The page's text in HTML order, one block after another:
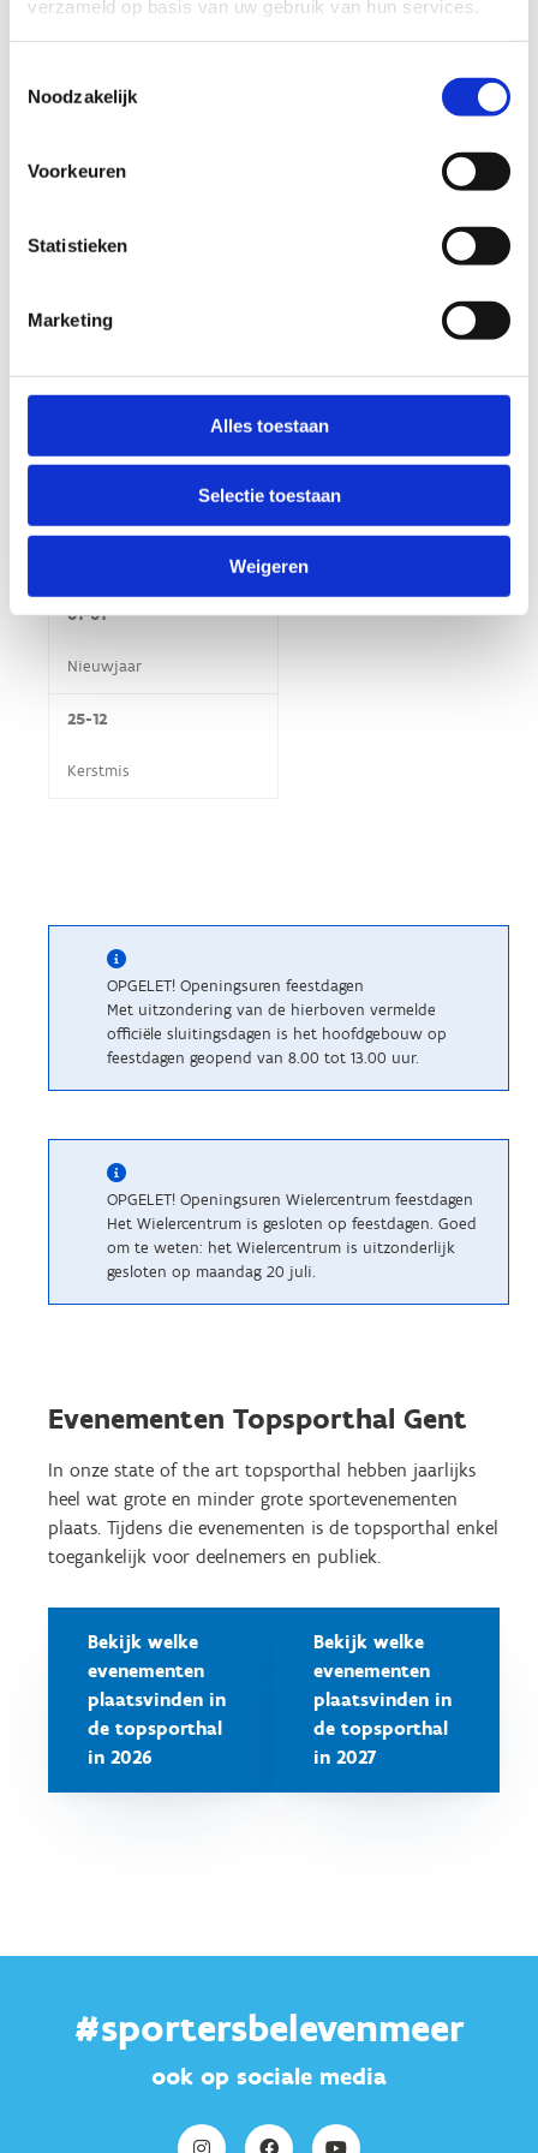
verzameld op basis van uw gebruik van hun services.
Noodzakelijk
Voorkeuren
Statistieken
Marketing
Alles toestaan
Selectie toestaan
Weigeren
DONDERDAG
VRIJDAG
08:00 - 21:00
ZONDAG
OFFICIËLE
01-01
Nieuwjaar
25-12
Kerstmis
OPGELET! Openingsuren feestdagen
Met uitzondering van de hierboven vermelde
officiële sluitingsdagen is het hoofdgebouw op
feestdagen geopend van 8.00 tot 13.00 uur.
OPGELET! Openingsuren Wielercentrum feestdagen
Het Wielercentrum is gesloten op feestdagen. Goed
om te weten: het Wielercentrum is uitzonderlijk
gesloten op maandag 20 juli.
Evenementen Topsporthal Gent
In onze state of the art topsporthal hebben jaarlijks
heel wat grote en minder grote sportevenementen
plaats. Tijdens die evenementen is de topsporthal enkel
toegankelijk voor deelnemers en publiek.
Bekijk welke
evenementen
plaatsvinden in
de topsporthal
in 2026
Bekijk welke
evenementen
plaatsvinden in
de topsporthal
in 2027
#sportersbelevenmeer
ook op sociale media